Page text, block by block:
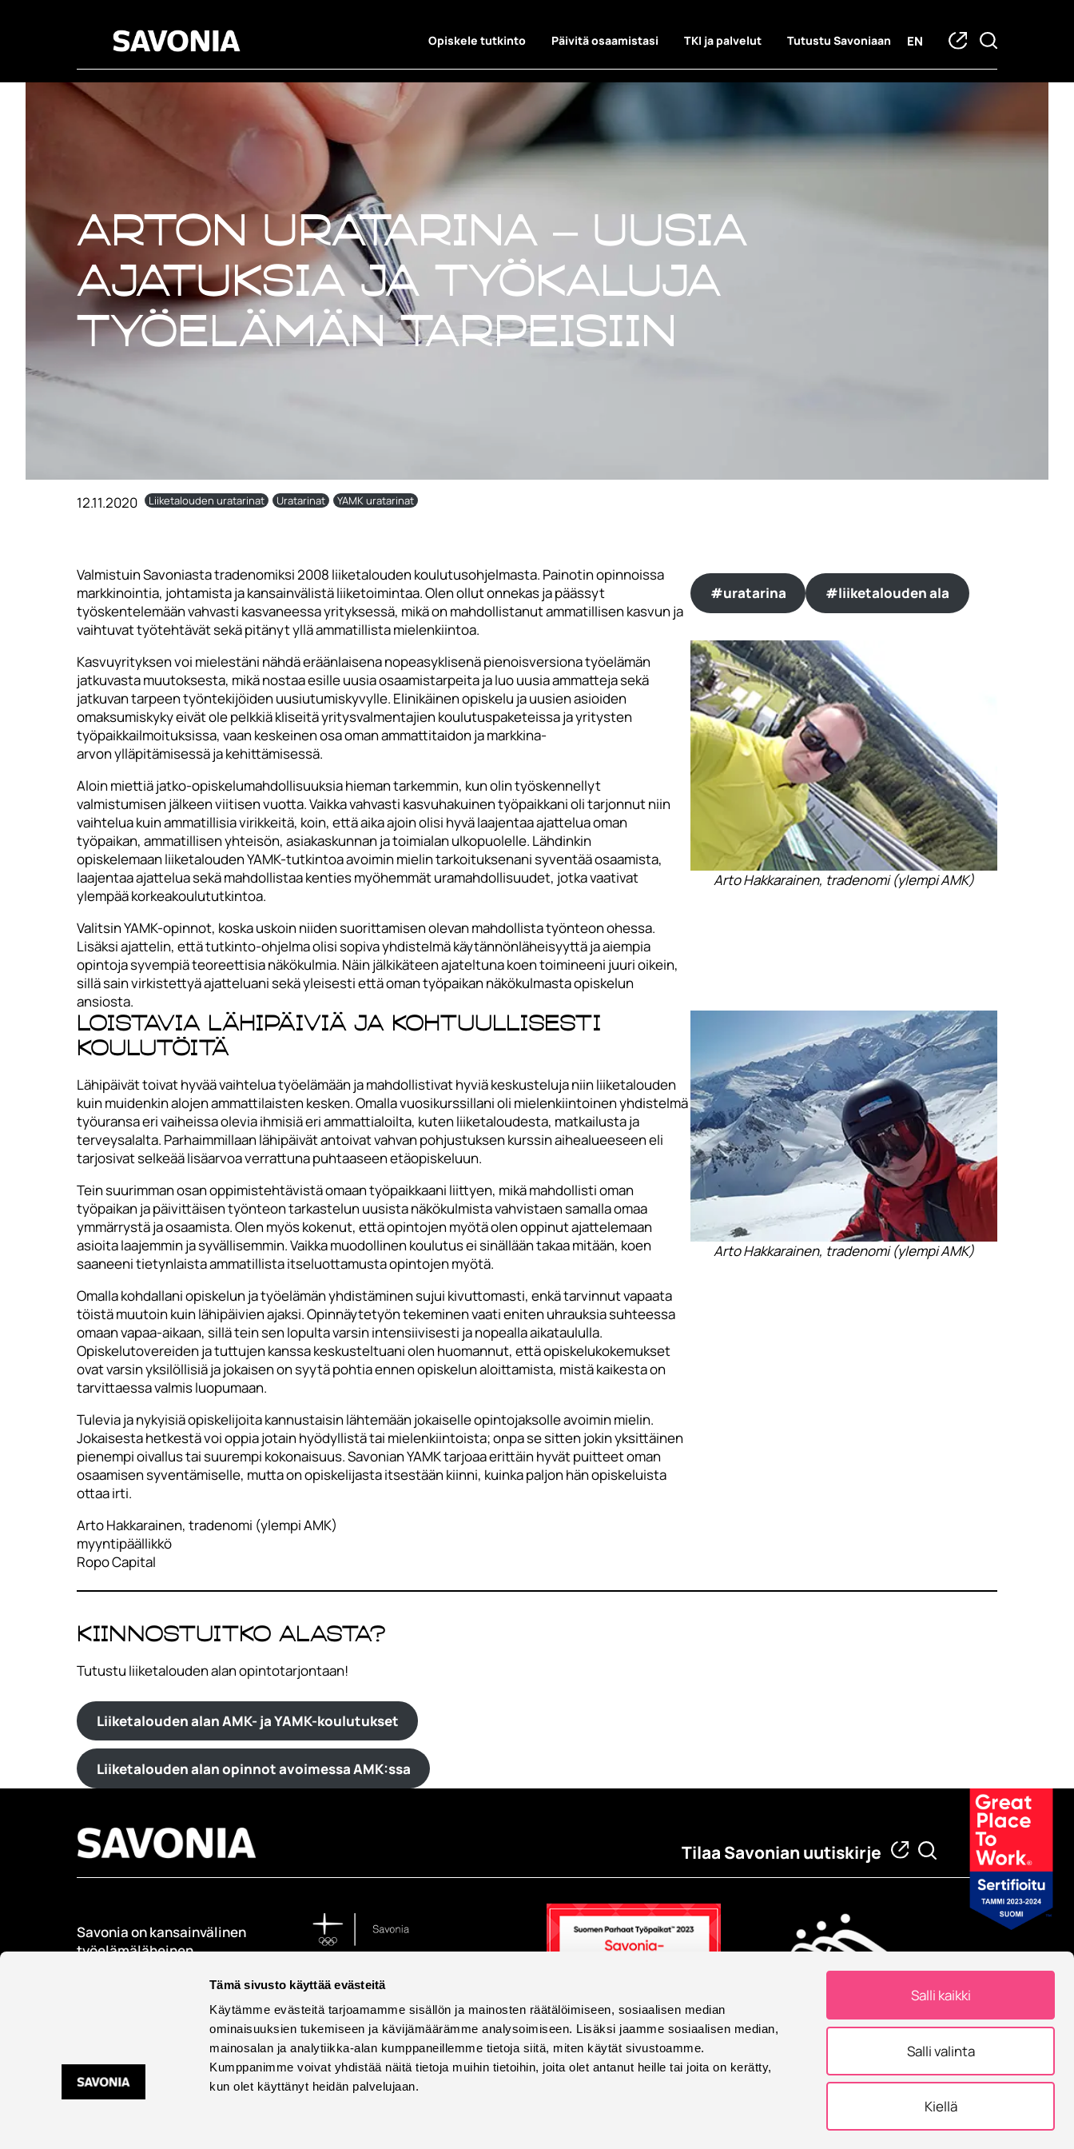
Tämä sivusto käyttää evästeitä
Käytämme evästeitä tarjoamamme sisällön ja mainosten räätälöimiseen, sosiaalisen median
ominaisuuksien tukemiseen ja kävijämäärämme analysoimiseen. Lisäksi jaamme sosiaalisen median,
mainosalan ja analytiikka-alan kumppaneillemme tietoja siitä, miten käytät sivustoamme.
Kumppanimme voivat yhdistää näitä tietoja muihin tietoihin, joita olet antanut heille tai joita on kerätty,
kun olet käyttänyt heidän palvelujaan.
Salli kaikki
Salli valinta
Kiellä
Opiskele tutkinto Päivitä osaamistasi TKI ja palvelut Tutustu Savoniaan EN
Arton uratarina – Uusia
ajatuksia ja työkaluja
työelämän tarpeisiin
12.11.2020 Liiketalouden uratarinat Uratarinat YAMK uratarinat
Valmistuin Savoniasta tradenomiksi 2008 liiketalouden koulutusohjelmasta. Painotin opinnoissa
markkinointia, johtamista ja kansainvälistä liiketoimintaa. Olen ollut onnekas ja päässyt
työskentelemään vahvasti kasvaneessa yrityksessä, mikä on mahdollistanut ammatillisen kasvun ja
vaihtuvat työtehtävät sekä pitänyt yllä ammatillista mielenkiintoa.
Kasvuyrityksen voi mielestäni nähdä eräänlaisena nopeasyklisenä pienoisversiona työelämän
jatkuvasta muutoksesta, mikä nostaa esille uusia osaamistarpeita ja luo uusia ammatteja sekä
jatkuvan tarpeen työntekijöiden uusiutumiskyvylle. Elinikäinen opiskelu ja uusien asioiden
omaksumiskyky eivät ole pelkkiä kliseitä yritysvalmentajien koulutuspaketeissa ja yritysten
työpaikkailmoituksissa, vaan keskeinen osa oman ammattitaidon ja markkina-
arvon ylläpitämisessä ja kehittämisessä.
Aloin miettiä jatko-opiskelumahdollisuuksia hieman tarkemmin, kun olin työskennellyt
valmistumisen jälkeen viitisen vuotta. Vaikka vahvasti kasvuhakuinen työpaikkani oli tarjonnut niin
vaihtelua kuin ammatillisia virikkeitä, koin, että aika ajoin olisi hyvä laajentaa ajattelua oman
työpaikan, ammatillisen yhteisön, asiakaskunnan ja toimialan ulkopuolelle. Lähdinkin
opiskelemaan liiketalouden YAMK-tutkintoa avoimin mielin tarkoituksenani syventää osaamista,
laajentaa ajattelua sekä mahdollistaa kenties myöhemmät uramahdollisuudet, jotka vaativat
ylempää korkeakoulututkintoa.
Valitsin YAMK-opinnot, koska uskoin niiden suorittamisen olevan mahdollista työnteon ohessa.
Lisäksi ajattelin, että tutkinto-ohjelma olisi sopiva yhdistelmä käytännönläheisyyttä ja aiempia
opintoja syvempiä teoreettisia näkökulmia. Näin jälkikäteen ajateltuna koen toimineeni juuri oikein,
sillä sain virkistettyä ajatteluani sekä yleisesti että oman työpaikan näkökulmasta opiskelun
ansiosta.
#uratarina #liiketalouden ala
Arto Hakkarainen, tradenomi (ylempi AMK)
Loistavia lähipäiviä ja kohtuullisesti
koulutöitä
Lähipäivät toivat hyvää vaihtelua työelämään ja mahdollistivat hyviä keskusteluja niin liiketalouden
kuin muidenkin alojen ammattilaisten kesken. Omalla vuosikurssillani oli mielenkiintoinen yhdistelmä
työuransa eri vaiheissa olevia ihmisiä eri ammattialoilta, kuten liiketaloudesta, matkailusta ja
terveysalalta. Parhaimmillaan lähipäivät antoivat vahvan pohjustuksen kurssin aihealueeseen eli
tarjosivat selkeää lisäarvoa verrattuna puhtaaseen etäopiskeluun.
Tein suurimman osan oppimistehtävistä omaan työpaikkaani liittyen, mikä mahdollisti oman
työpaikan ja päivittäisen työnteon tarkastelun uusista näkökulmista vahvistaen samalla omaa
ymmärrystä ja osaamista. Olen myös kokenut, että opintojen myötä olen oppinut ajattelemaan
asioita laajemmin ja syvällisemmin. Vaikka muodollinen koulutus ei sinällään takaa mitään, koen
saaneeni tietynlaista ammatillista itseluottamusta opintojen myötä.
Omalla kohdallani opiskelun ja työelämän yhdistäminen sujui kivuttomasti, enkä tarvinnut vapaata
töistä muutoin kuin lähipäivien ajaksi. Opinnäytetyön tekeminen vaati eniten uhrauksia suhteessa
omaan vapaa-aikaan, sillä tein sen lopulta varsin intensiivisesti ja nopealla aikataululla.
Opiskelutovereiden ja tuttujen kanssa keskusteltuani olen huomannut, että opiskelukokemukset
ovat varsin yksilöllisiä ja jokaisen on syytä pohtia ennen opiskelun aloittamista, mistä kaikesta on
tarvittaessa valmis luopumaan.
Tulevia ja nykyisiä opiskelijoita kannustaisin lähtemään jokaiselle opintojaksolle avoimin mielin.
Jokaisesta hetkestä voi oppia jotain hyödyllistä tai mielenkiintoista; onpa se sitten jokin yksittäinen
pienempi oivallus tai suurempi kokonaisuus. Savonian YAMK tarjoaa erittäin hyvät puitteet oman
osaamisen syventämiselle, mutta on opiskelijasta itsestään kiinni, kuinka paljon hän opiskeluista
ottaa irti.
Arto Hakkarainen, tradenomi (ylempi AMK)
myyntipäällikkö
Ropo Capital
Arto Hakkarainen, tradenomi (ylempi AMK)
Kiinnostuitko alasta?
Tutustu liiketalouden alan opintotarjontaan!
Liiketalouden alan AMK- ja YAMK-koulutukset
Liiketalouden alan opinnot avoimessa AMK:ssa
Tilaa Savonian uutiskirje
Savonia on kansainvälinen
työelämäläheinen
kouluttaa, tutkii, kehittää
Eurooppalainen yliopisto
Eurooppalainen yliopisto -
allianssissa.